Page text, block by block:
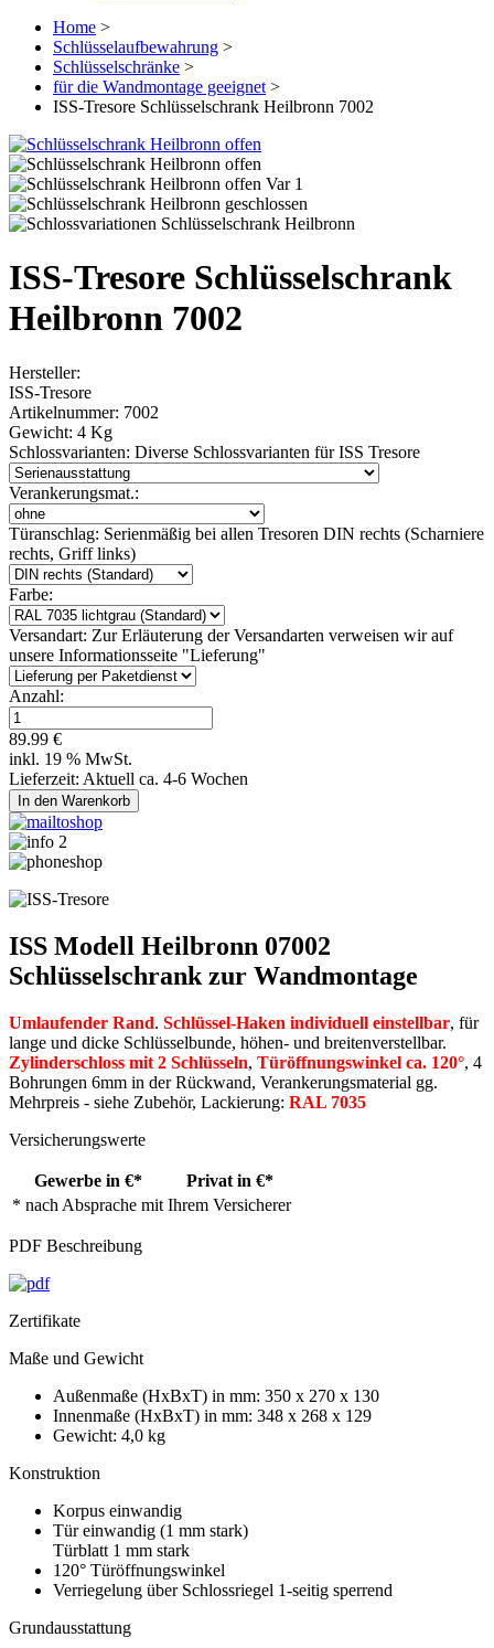
Home >
Schlüsselaufbewahrung >
Schlüsselschränke >
für die Wandmontage geeignet >
ISS-Tresore Schlüsselschrank Heilbronn 7002
ISS-Tresore Schlüsselschrank
Heilbronn 7002
Hersteller:
ISS-Tresore
Artikelnummer: 7002
Gewicht: 4 Kg
Schlossvarianten: Diverse Schlossvarianten für ISS Tresore
Verankerungsmat.:
Türanschlag: Serienmäßig bei allen Tresoren DIN rechts (Scharniere
rechts, Griff links)
Farbe:
Versandart: Zur Erläuterung der Versandarten verweisen wir auf
unsere Informationsseite "Lieferung"
Anzahl:
89.99 €
inkl. 19 % MwSt.
Lieferzeit: Aktuell ca. 4-6 Wochen
ISS Modell Heilbronn 07002
Schlüsselschrank zur Wandmontage
Umlaufender Rand. Schlüssel-Haken individuell einstellbar, für
lange und dicke Schlüsselbunde, höhen- und breitenverstellbar.
Zylinderschloss mit 2 Schlüsseln, Türöffnungswinkel ca. 120°, 4
Bohrungen 6mm in der Rückwand, Verankerungsmaterial gg.
Mehrpreis - siehe Zubehör, Lackierung: RAL 7035
Versicherungswerte
Gewerbe in €*
Privat in €*
* nach Absprache mit Ihrem Versicherer
PDF Beschreibung
Zertifikate
Maße und Gewicht
Außenmaße (HxBxT) in mm: 350 x 270 x 130
Innenmaße (HxBxT) in mm: 348 x 268 x 129
Gewicht: 4,0 kg
Konstruktion
Korpus einwandig
Tür einwandig (1 mm stark)
Türblatt 1 mm stark
120° Türöffnungswinkel
Verriegelung über Schlossriegel 1-seitig sperrend
Grundausstattung